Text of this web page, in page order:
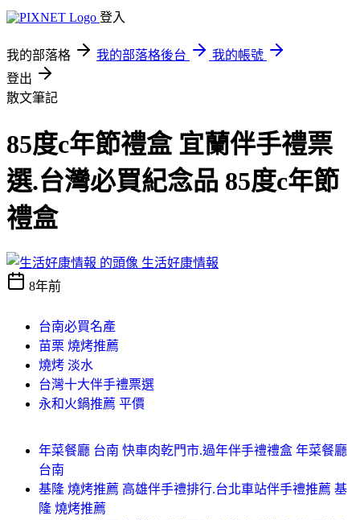
登入
我的部落格 我的部落格後台
我的帳號
登出
散文筆記
85度c年節禮盒 宜蘭伴手禮票
選.台灣必買紀念品 85度c年節
禮盒
生活好康情報
8年前
台南必買名產
苗栗 燒烤推薦
燒烤 淡水
台灣十大伴手禮票選
永和火鍋推薦 平價
年菜餐廳 台南 快車肉乾門市.過年伴手禮禮盒 年菜餐廳
台南
基隆 燒烤推薦 高雄伴手禮排行.台北車站伴手禮推薦 基
隆 燒烤推薦